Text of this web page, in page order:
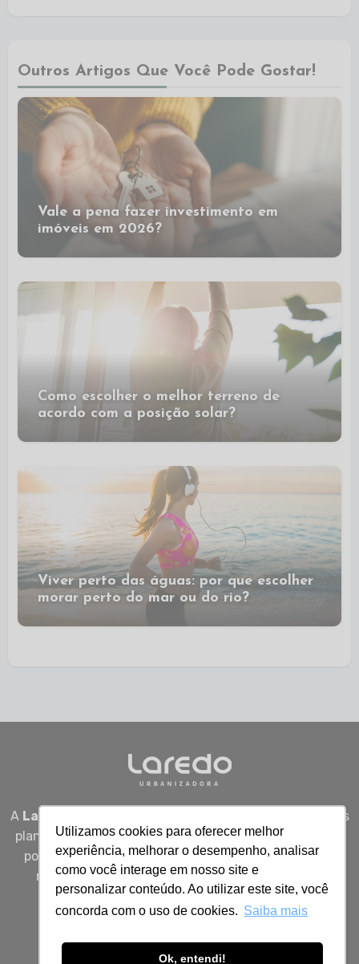
Utilizamos cookies para oferecer melhor
experiência, melhorar o desempenho, analisar
como você interage em nosso site e
personalizar conteúdo. Ao utilizar este site, você
concorda com o uso de cookies. Saiba mais
Ok, entendi!
Outros Artigos Que Você Pode Gostar!
Vale a pena fazer investimento em
imóveis em 2026?
Como escolher o melhor terreno de
acordo com a posição solar?
Viver perto das águas: por que escolher
morar perto do mar ou do rio?
A Laredo Urbanizadora
desenvolve empreendimentos
planejados em Sergipe, unindo qualidade, segurança e
potencial real de valorização para quem busca viver
melhor, investir bem e construir patrimônio com
inteligência.